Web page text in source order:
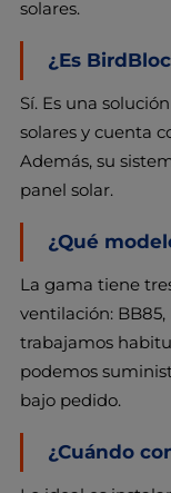
solares.
¿Es
Sí. Es una
solares y cuenta
Además, su
panel solar.
¿Qué
La gama tiene
ventilación: BB85,
trabajamos
podemos
bajo pedido.
¿Cuándo